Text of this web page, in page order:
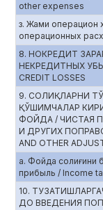
other expenses
з. Жами операцион
операционных
8. НОКРЕДИТ
НЕКРЕДИТНЫХ
CREDIT LOSSES
9. СОЛИҚЛАРНИ
ҚЎШИМЧАЛАР
ФОЙДА / ЧИСТАЯ
И ДРУГИХ
AND OTHER
а. Фойда солиғини
прибыль / Income
10.
ДО ВВЕДЕНИЯ